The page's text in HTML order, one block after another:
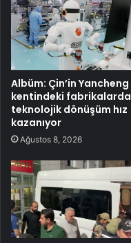
Albüm: Çin’in Yancheng
kentindeki fabrikalarda
teknolojik dönüşüm hız
kazanıyor
Ağustos 8, 2026